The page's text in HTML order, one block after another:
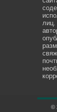
лиц.
©